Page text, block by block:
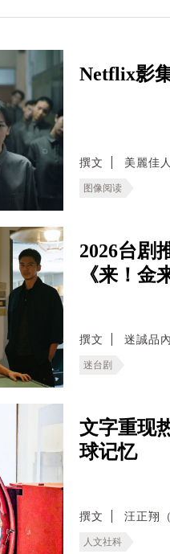
Netflix影
撰文 美麗佳
图像阅读
2026台剧
《来！金
撰文 迷誠品
迷台剧
文字重现
球记忆
撰文 汪正翔
人文社科